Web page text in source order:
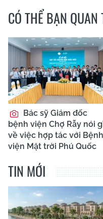
CÓ THỂ BẠN QUAN
Bác sỹ Giám đốc
bệnh viện Chợ Rẫy nói
về việc hợp tác với Bệnh
viện Mặt trời Phú Quốc
TIN MỚI